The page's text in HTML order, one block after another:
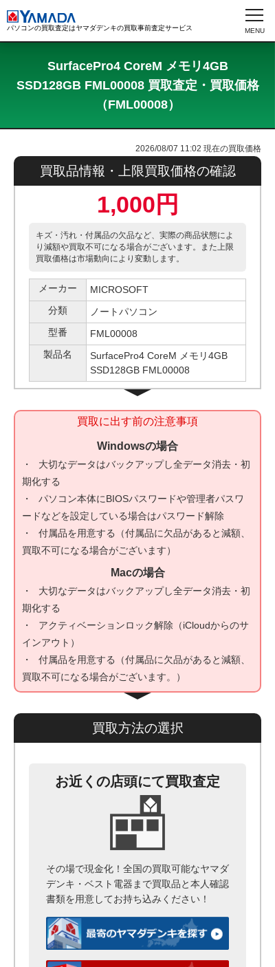
パソコンの買取査定はヤマダデンキの買取事前査定サービス
SurfacePro4 CoreM メモリ4GB
SSD128GB FML00008 買取査定・買取価格
（FML00008）
2026/08/07 11:02 現在の買取価格
買取品情報・上限買取価格の確認
1,000円
キズ・汚れ・付属品の欠品など、実際の商品状態によ
り減額や買取不可になる場合がございます。また上限
買取価格は市場動向により変動します。
メーカー
MICROSOFT
分類
ノートパソコン
型番
FML00008
製品名
SurfacePro4 CoreM メモリ4GB
SSD128GB FML00008
買取に出す前の注意事項
Windowsの場合
大切なデータはバックアップし全データ消去・初
期化する
パソコン本体にBIOSパスワードや管理者パスワ
ードなどを設定している場合はパスワード解除
付属品を用意する（付属品に欠品があると減額、
買取不可になる場合がございます）
Macの場合
大切なデータはバックアップし全データ消去・初
期化する
アクティベーションロック解除（iCloudからのサ
インアウト）
付属品を用意する（付属品に欠品があると減額、
買取不可になる場合がございます。）
買取方法の選択
お近くの店頭にて買取査定
その場で現金化！全国の買取可能なヤマダ
デンキ・ベスト電器まで買取品と本人確認
書類を用意してお持ち込みください！